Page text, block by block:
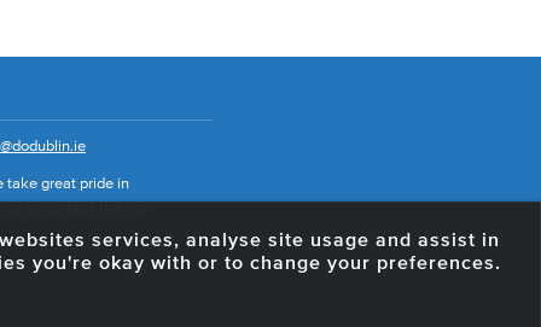
take great pride in
services, analyse site usage and assist in
you're okay with or to change your preferences.